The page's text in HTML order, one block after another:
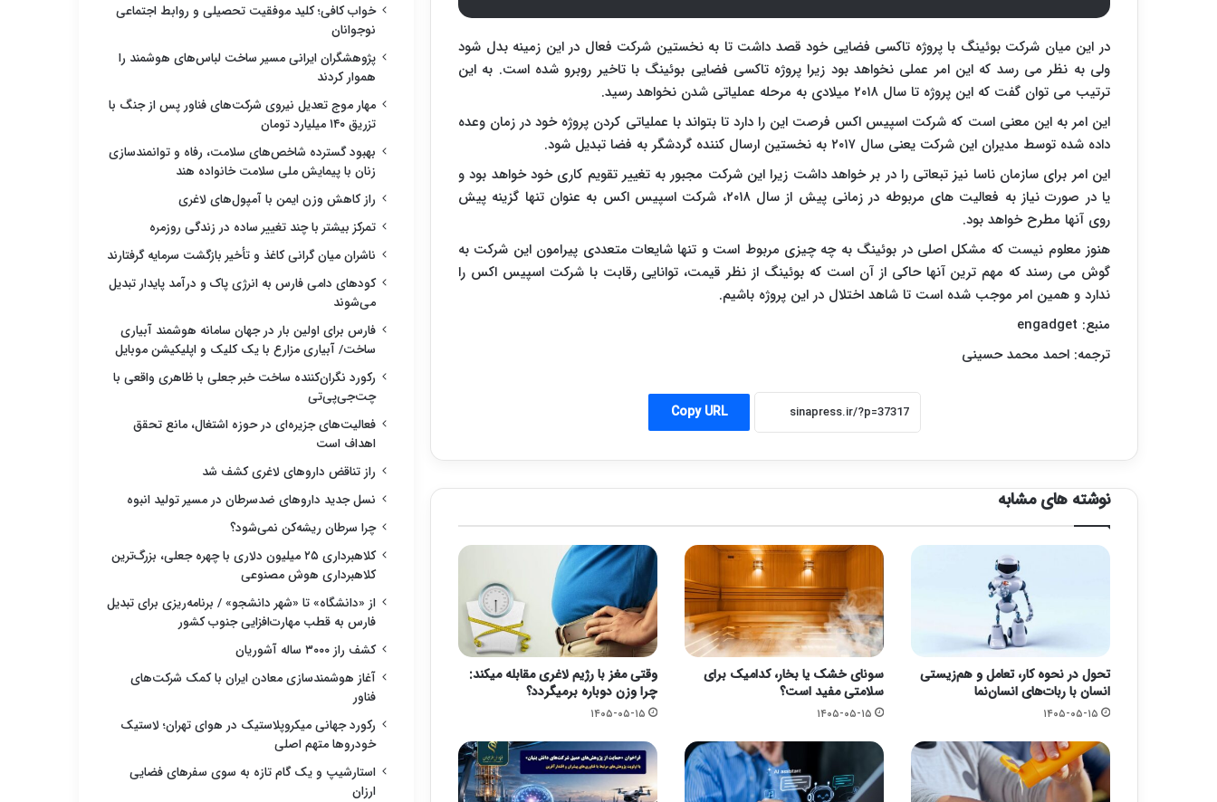
در این میان شرکت بوئینگ با پروژه تاکسی فضایی خود قصد داشت تا به نخستین شرکت فعال در این زمینه بدل شود
ولی به نظر می رسد که این امر عملی نخواهد بود زیرا پروژه تاکسی فضایی بوئینگ با تاخیر روبرو شده است. به این
ترتیب می توان گفت که این پروژه تا سال ۲۰۱۸ میلادی به مرحله عملیاتی شدن نخواهد رسید.
این امر به این معنی است که شرکت اسپیس اکس فرصت این را دارد تا بتواند با عملیاتی کردن پروژه خود در زمان وعده
داده شده توسط مدیران این شرکت یعنی سال ۲۰۱۷ به نخستین ارسال کننده گردشگر به فضا تبدیل شود.
این امر برای سازمان ناسا نیز تبعاتی را در بر خواهد داشت زیرا این شرکت مجبور به تغییر تقویم کاری خود خواهد بود و
یا در صورت نیاز به فعالیت های مربوطه در زمانی پیش از سال ۲۰۱۸، شرکت اسپیس اکس به عنوان تنها گزینه پیش
روی آنها مطرح خواهد بود.
هنوز معلوم نیست که مشکل اصلی در بوئینگ به چه چیزی مربوط است و تنها شایعات متعددی پیرامون این شرکت به
گوش می رسند که مهم ترین آنها حاکی از آن است که بوئینگ از نظر قیمت، توانایی رقابت با شرکت اسپیس اکس را
ندارد و همین امر موجب شده است تا شاهد اختلال در این پروژه باشیم.
منبع: engadget
ترجمه: احمد محمد حسینی
Copy URL
نوشته های مشابه
تحول در نحوه کار، تعامل و هم‌زیستی
انسان با ربات‌های انسان‌نما
۱۴۰۵-۰۵-۱۵
سونای خشک یا بخار، کدامیک برای
سلامتی مفید است؟
۱۴۰۵-۰۵-۱۵
وقتی مغز با رژیم لاغری مقابله میکند:
چرا وزن دوباره برمیگردد؟
۱۴۰۵-۰۵-۱۵
خواب کافی؛ کلید موفقیت تحصیلی و روابط اجتماعی
نوجوانان
پژوهشگران ایرانی مسیر ساخت لباس‌های هوشمند را
هموار کردند
مهار موج تعدیل نیروی شرکت‌های فناور پس از جنگ با
تزریق ۱۴۰ میلیارد تومان
بهبود گسترده شاخص‌های سلامت، رفاه و توانمندسازی
زنان با پیمایش ملی سلامت خانواده هند
راز کاهش وزن ایمن با آمپول‌های لاغری
تمرکز بیشتر با چند تغییر ساده در زندگی روزمره
ناشران میان گرانی کاغذ و تأخیر بازگشت سرمایه گرفتارند
کودهای دامی فارس به انرژی پاک و درآمد پایدار تبدیل
می‌شوند
فارس برای اولین بار در جهان سامانه هوشمند آبیاری
ساخت/ آبیاری مزارع با یک کلیک و اپلیکیشن موبایل
رکورد نگران‌کننده ساخت خبر جعلی با ظاهری واقعی با
چت‌جی‌پی‌تی
فعالیت‌های جزیره‌ای در حوزه اشتغال، مانع تحقق
اهداف است
راز تناقض داروهای لاغری کشف شد
نسل جدید داروهای ضدسرطان در مسیر تولید انبوه
چرا سرطان ریشه‌کن نمی‌شود؟
کلاهبرداری ۲۵ میلیون دلاری با چهره جعلی، بزرگ‌ترین
کلاهبرداری هوش مصنوعی
از «دانشگاه» تا «شهر دانشجو» / برنامه‌ریزی برای تبدیل
فارس به قطب مهارت‌افزایی جنوب کشور
کشف راز ۳۰۰۰ ساله آشوریان
آغاز هوشمندسازی معادن ایران با کمک شرکت‌های
فناور
رکورد جهانی میکروپلاستیک در هوای تهران؛ لاستیک
خودروها متهم اصلی
استارشیپ و یک گام تازه به سوی سفرهای فضایی
ارزان